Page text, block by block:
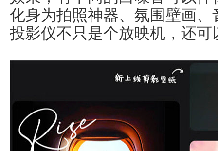
化身为拍照神器、氛围壁画
投影仪不只是个放映机，还